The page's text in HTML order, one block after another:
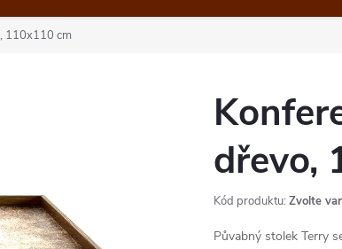
110x110 cm
dřevo,
Kód produktu: Zvolte
Půvabný stolek Terry